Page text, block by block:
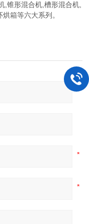
,锥形混合机,槽形混合机,
箱等六大系列。